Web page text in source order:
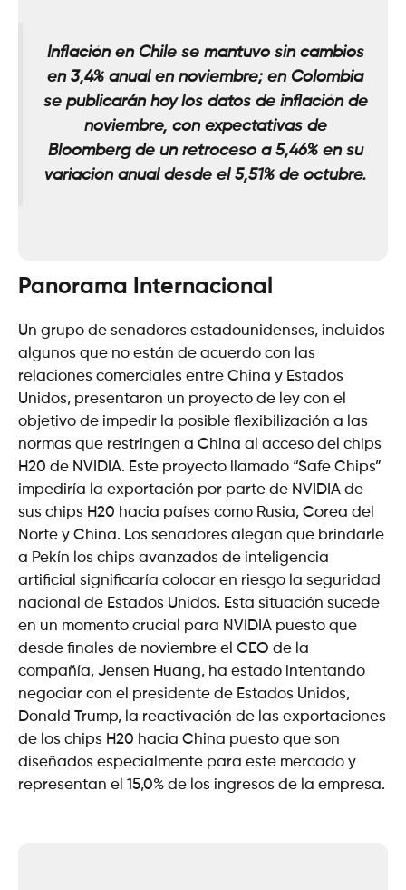
Inflación en Chile se mantuvo sin cambios
en 3,4% anual en noviembre; en Colombia
se publicarán hoy los datos de inflación de
noviembre, con expectativas de
Bloomberg de un retroceso a 5,46% en su
variación anual desde el 5,51% de octubre.
Panorama Internacional
Un grupo de senadores estadounidenses, incluidos
algunos que no están de acuerdo con las
relaciones comerciales entre China y Estados
Unidos, presentaron un proyecto de ley con el
objetivo de impedir la posible flexibilización a las
normas que restringen a China al acceso del chips
H20 de NVIDIA. Este proyecto llamado “Safe Chips”
impediría la exportación por parte de NVIDIA de
sus chips H20 hacia países como Rusia, Corea del
Norte y China. Los senadores alegan que brindarle
a Pekín los chips avanzados de inteligencia
artificial significaría colocar en riesgo la seguridad
nacional de Estados Unidos. Esta situación sucede
en un momento crucial para NVIDIA puesto que
desde finales de noviembre el CEO de la
compañía, Jensen Huang, ha estado intentando
negociar con el presidente de Estados Unidos,
Donald Trump, la reactivación de las exportaciones
de los chips H20 hacia China puesto que son
diseñados especialmente para este mercado y
representan el 15,0% de los ingresos de la empresa.